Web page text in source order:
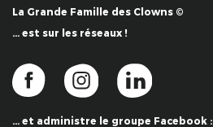
La Grande Famille des Clowns ©
… est sur les réseaux !
… et administre le groupe Facebook :